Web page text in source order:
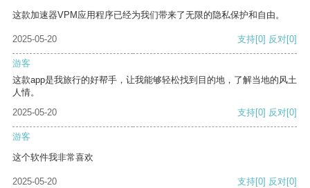
这款加速器VPM应用程序已经为我们带来了无限的隐私保护和自由。
2025-05-20 支持[0] 反对[0]
游客
这款app是我旅行的好帮手，让我能够轻松找到目的地，了解当地的风土
人情。
2025-05-20
支持[0] 反对[0]
游客
这个软件我非常喜欢
2025-05-20 支持[0] 反对[0]